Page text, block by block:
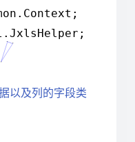
以及列的字段类